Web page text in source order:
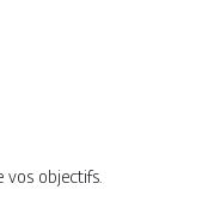
objectifs.